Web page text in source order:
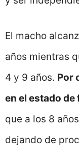
El macho
años mientras
4 y 9 años. Por
en el estado
que a los 8
dejando de